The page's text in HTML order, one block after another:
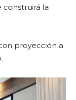
construirá la
proyección a